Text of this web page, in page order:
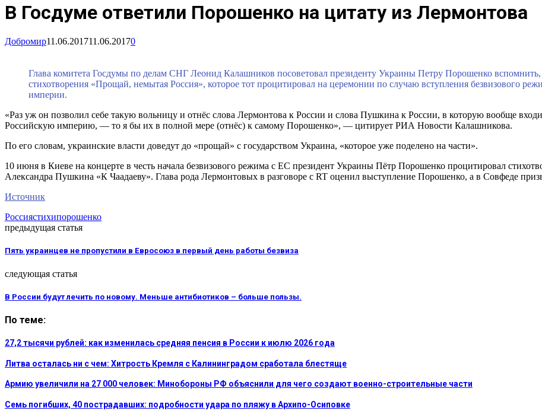
В Госдуме ответили Порошенко на цитату из Лермонтова
Добромир11.06.201711.06.20170
Глава комитета Госдумы по делам СНГ Леонид Калашников посоветовал президенту Украины Петру Порошенко
стихотворения «Прощай, немытая Россия», которое тот процитировал на церемонии по случаю вступления безвизового
империи.
«Раз уж он позволил себе такую вольницу и отнёс слова Лермонтова к России и слова Пушкина к России, в которую вообще
Российскую империю, — то я бы их в полной мере (отнёс) к самому Порошенко», — цитирует РИА Новости Калашникова.
По его словам, украинские власти доведут до «прощай» с государством Украина, «которое уже поделено на части».
10 июня в Киеве на концерте в честь начала безвизового режима с ЕС президент Украины Пётр Порошенко процитировал
Александра Пушкина «К Чаадаеву». Глава рода Лермонтовых в разговоре с RT оценил выступление Порошенко, а в Совфеде
Источник
Россиястихипорошенко
предыдущая статья
Пять украинцев не пропустили в Евросоюз в первый день работы безвиза
следующая статья
В России будут лечить по новому. Меньше антибиотиков – больше пользы.
По теме:
27,2 тысячи рублей: как изменилась средняя пенсия в России к июлю 2026 года
Литва осталась ни с чем: Хитрость Кремля с Калининградом сработала блестяще
Армию увеличили на 27 000 человек: Минобороны РФ объяснили для чего создают военно-строительные части
Семь погибших, 40 пострадавших: подробности удара по пляжу в Архипо-Осиповке